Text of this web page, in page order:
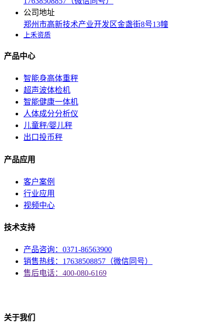
公司地址
郑州市高新技术产业开发区金盏街8号13幢
上禾资质
产品中心
智能身高体重秤
超声波体检机
智能健康一体机
人体成分分析仪
儿童秤/婴儿秤
出口投币秤
产品应用
客户案例
行业应用
视频中心
技术支持
产品咨询：0371-86563900
销售热线：17638508857（微信同号）
售后电话：400-080-6169
关于我们